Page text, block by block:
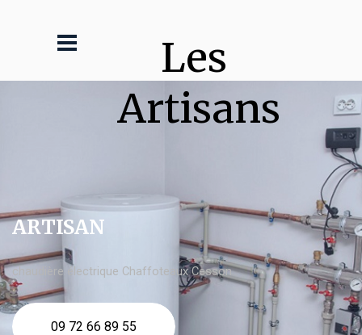
Les
Artisans
ARTISAN
chaudière électrique Chaffoteaux Cesson
09 72 66 89 55